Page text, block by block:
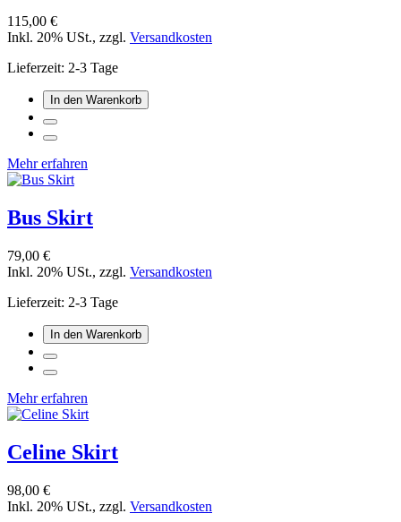
115,00 €
Inkl. 20% USt., zzgl. Versandkosten
Lieferzeit: 2-3 Tage
In den Warenkorb
Mehr erfahren
Bus Skirt
79,00 €
Inkl. 20% USt., zzgl. Versandkosten
Lieferzeit: 2-3 Tage
In den Warenkorb
Mehr erfahren
Celine Skirt
98,00 €
Inkl. 20% USt., zzgl. Versandkosten